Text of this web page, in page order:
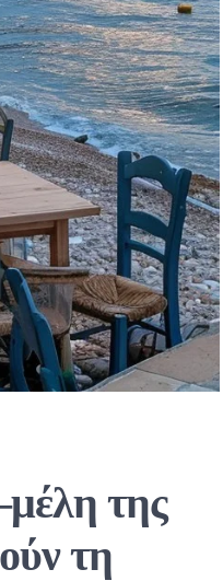
της
τη